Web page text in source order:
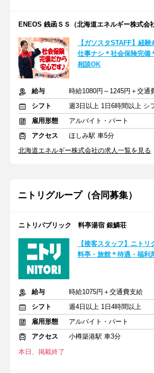
ENEOS 銭函ＳＳ（北海道エネルギー株式会
【ガソスタSTAFF】経
仕事ナシ＊社会保険完備
相談OK
給与
時給1080円～1245円＋交通
シフト
雇用形態
アルバイト・パート
アクセス
ほしみ駅 車5分
北海道エネルギー株式会社の求人一覧を見る
ニトリグループ（合同募集）
ニトリパブリック 料亭湯宿 銀鱗荘
【接客スタッフ】ニト
料亭・旅館＊待遇・福利
給与
時給1075円＋交通費支給
シフト
週4日以上 1日4時間以上
雇用形態
アルバイト・パート
アクセス
小樽築港駅 車3分
本日、掲載終了